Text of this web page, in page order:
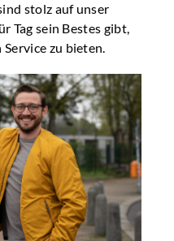
stolz auf unser
Tag sein Bestes gibt,
zu bieten.